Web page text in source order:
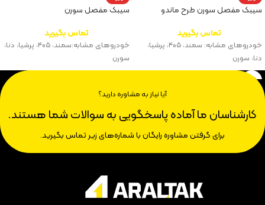
سیبک مفصل سورن طرح ماندو
تماس بگیرید
خودروهای مشابه: سمند، ۴۰۵، پرشیا،
دنا، سورن
سیبک مفصل سورن
تماس بگیرید
خودروهای مشابه:سمند، ۴۰۵، پرشیا، دنا،
سورن
آیا نیاز به مشاوره دارید؟
کارشناسان ما آماده پاسخگویی به سوالات شما هستند.
برای گرفتن مشاوره رایگان با شماره‌های زیر تماس بگیرید.